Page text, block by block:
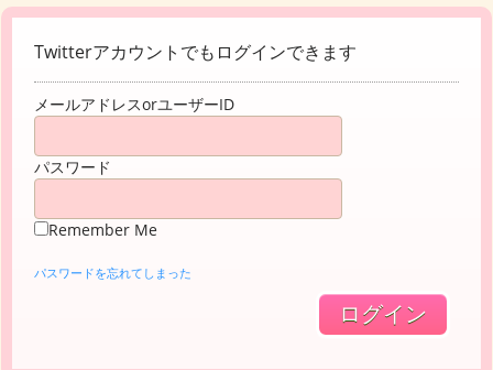
Twitterアカウントでもログインできます
メールアドレスorユーザーID
パスワード
Remember Me
パスワードを忘れてしまった